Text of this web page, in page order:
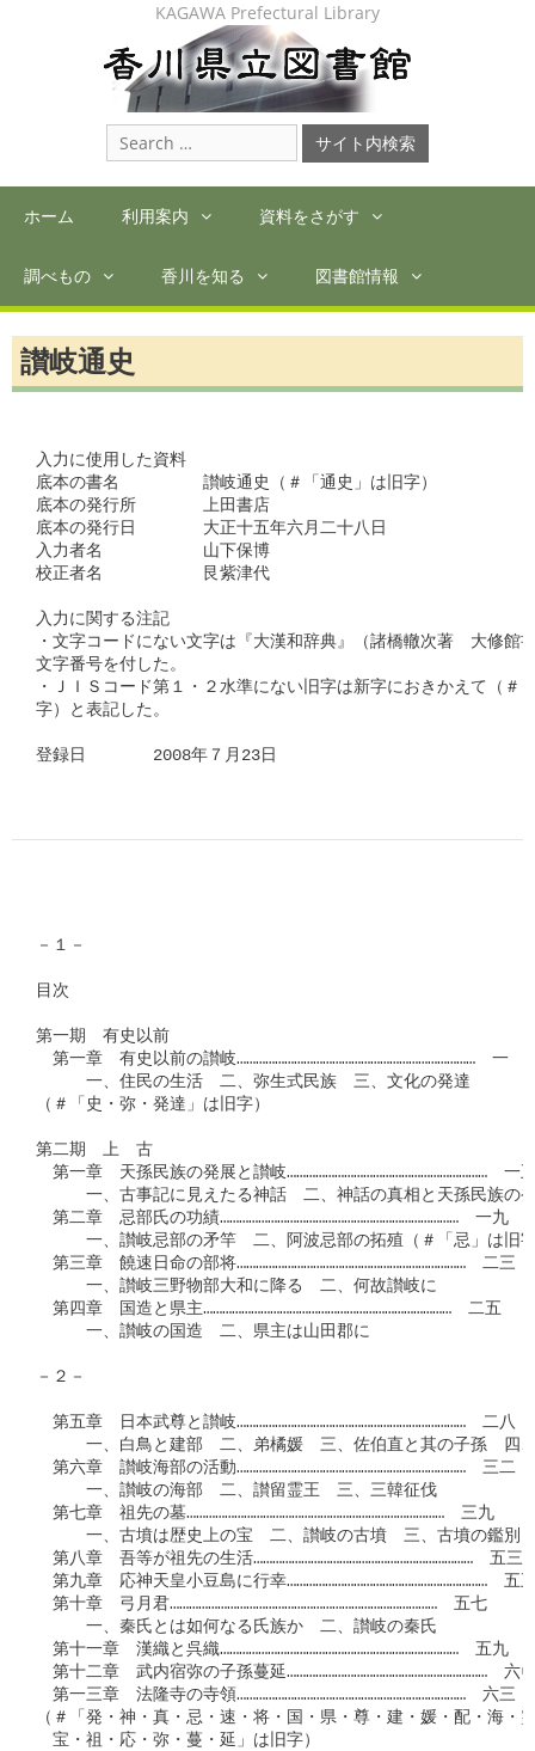
KAGAWA Prefectural Library
Search
for:
ホーム 利用案内 資料をさがす
調べもの 香川を知る 図書館情報
讃岐通史
入力に使用した資料
底本の書名　　　　　讃岐通史（＃「通史」は旧字）
底本の発行所　　　　上田書店
底本の発行日　　　　大正十五年六月二十八日
入力者名　　　　　　山下保博
校正者名　　　　　　艮紫津代
入力に関する注記
・文字コードにない文字は『大漢和辞典』（諸橋轍次著　大修館
文字番号を付した。
・ＪＩＳコード第１・２水準にない旧字は新字におきかえて（＃
字）と表記した。
登録日　　　　2008年７月23日
－１－
目次
第一期　有史以前
第一章　有史以前の讃岐…………………………………………………………………　一
一、住民の生活　二、弥生式民族　三、文化の発達
（＃「史・弥・発達」は旧字）
第二期　上　古
第一章　天孫民族の発展と讃岐………………………………………………………　一
一、古事記に見えたる神話　二、神話の真相と天孫民族の
第二章　忌部氏の功績…………………………………………………………………　一九
一、讃岐忌部の矛竿　二、阿波忌部の拓殖（＃「忌」は旧
第三章　饒速日命の部将………………………………………………………………　二三
一、讃岐三野物部大和に降る　二、何故讃岐に
第四章　国造と県主……………………………………………………………………　二五
一、讃岐の国造　二、県主は山田郡に
－２－
第五章　日本武尊と讃岐………………………………………………………………　二八
一、白鳥と建部　二、弟橘媛　三、佐伯直と其の子孫　四
第六章　讃岐海部の活動………………………………………………………………　三二
一、讃岐の海部　二、讃留霊王　三、三韓征伐
第七章　祖先の墓………………………………………………………………………　三九
一、古墳は歴史上の宝　二、讃岐の古墳　三、古墳の鑑別　
第八章　吾等が祖先の生活……………………………………………………………　五三
第九章　応神天皇小豆島に行幸………………………………………………………　五
第十章　弓月君…………………………………………………………………………　五七
一、秦氏とは如何なる氏族か　二、讃岐の秦氏
第十一章　漢織と呉織…………………………………………………………………　五九
第十二章　武内宿弥の子孫蔓延………………………………………………………　六
第一三章　法隆寺の寺領………………………………………………………………　六三
（＃「発・神・真・忌・速・将・国・県・尊・建・媛・配・海・
宝・祖・応・弥・蔓・延」は旧字）